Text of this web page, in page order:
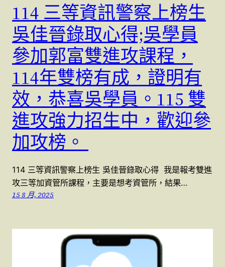
114 三等資訊警察上榜生
吳佳晉錄取心得;吳學員
參加郭富雙進攻課程，
114年雙榜有成，證明有
效，恭喜吳學員。115 雙
進攻強力招生中，歡迎參
加攻榜。
114 三等資訊警察上榜生 吳佳晉錄取心得 我是報考雙進
攻三等加資管所課程，主要是想考資管所，結果…
15 8 月, 2025